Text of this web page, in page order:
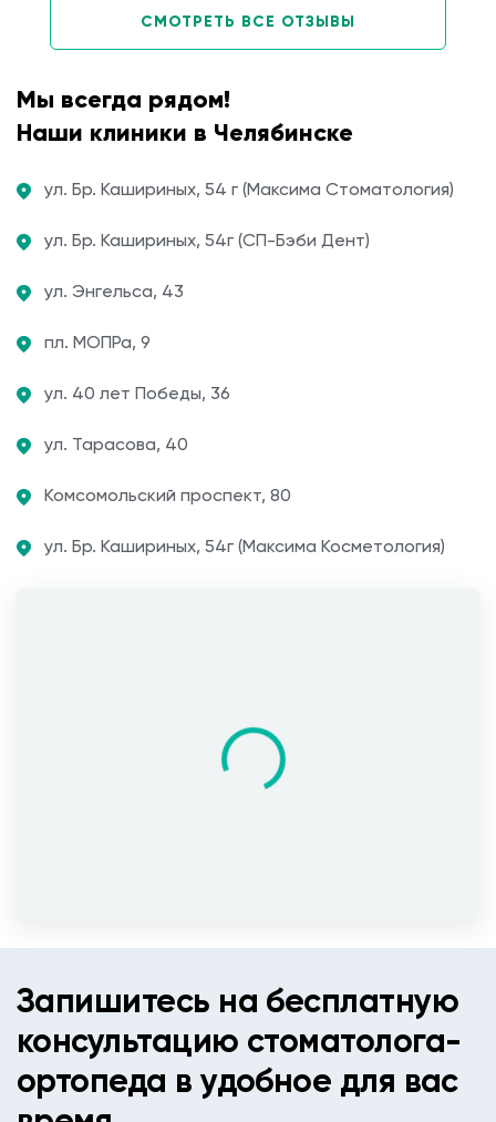
СМОТРЕТЬ ВСЕ ОТЗЫВЫ
Мы всегда рядом!
Наши клиники в Челябинске
ул. Бр. Кашириных, 54 г (Максима Стоматология)
ул. Бр. Кашириных, 54г (СП-Бэби Дент)
ул. Энгельса, 43
пл. МОПРа, 9
ул. 40 лет Победы, 36
ул. Тарасова, 40
Комсомольский проспект, 80
ул. Бр. Кашириных, 54г (Максима Косметология)
Запишитесь на бесплатную
консультацию стоматолога-
ортопеда в удобное для вас